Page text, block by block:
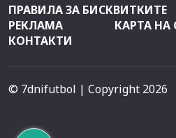
ПРАВИЛА ЗА БИСКВИТКИТЕ
РЕКЛАМА
КАРТА НА
КОНТАКТИ
© 7dnifutbol | Copyright 2026